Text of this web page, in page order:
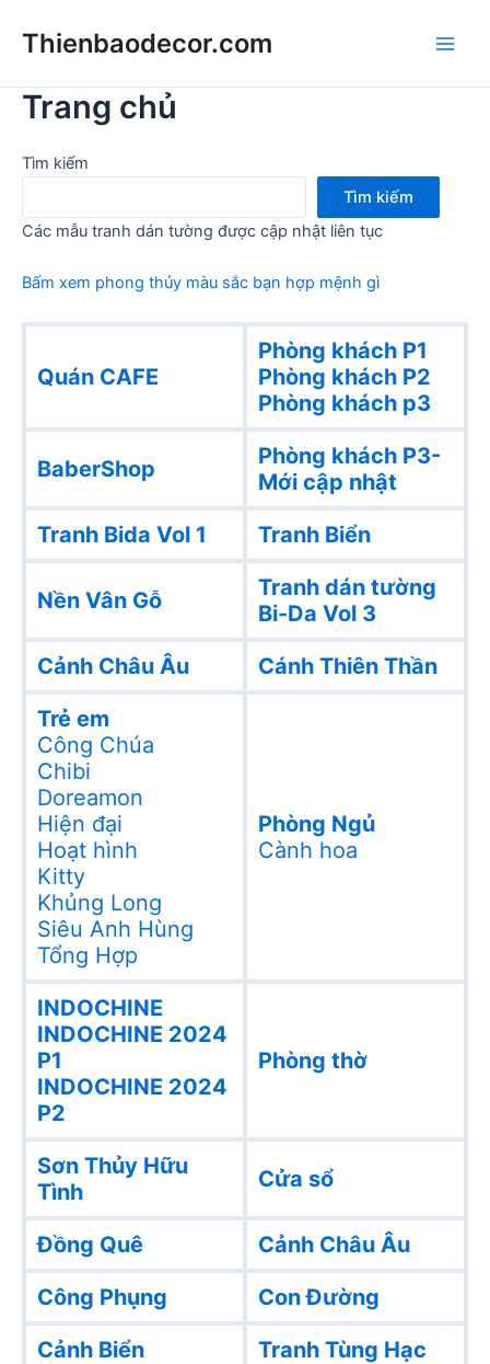
Thienbaodecor.com
Trang chủ
Tìm kiếm
Tìm kiếm
Các mẫu tranh dán tường được cập nhật liên tục
Bấm xem phong thủy màu sắc bạn hợp mệnh gì
Quán CAFE
Phòng khách P1
Phòng khách P2
Phòng khách p3
BaberShop
Phòng khách P3-
Mới cập nhật
Tranh Bida Vol 1
Tranh Biển
Nền Vân Gỗ
Tranh dán tường
Bi-Da Vol 3
Cảnh Châu Âu
Cánh Thiên Thần
Trẻ em
Công Chúa
Chibi
Doreamon
Hiện đại
Hoạt hình
Kitty
Khủng Long
Siêu Anh Hùng
Tổng Hợp
Phòng Ngủ
Cành hoa
INDOCHINE
INDOCHINE 2024
P1
INDOCHINE 2024
P2
Phòng thờ
Sơn Thủy Hữu
Tình
Cửa sổ
Đồng Quê
Cảnh Châu Âu
Công Phụng
Con Đường
Cảnh Biển
Tranh Tùng Hạc